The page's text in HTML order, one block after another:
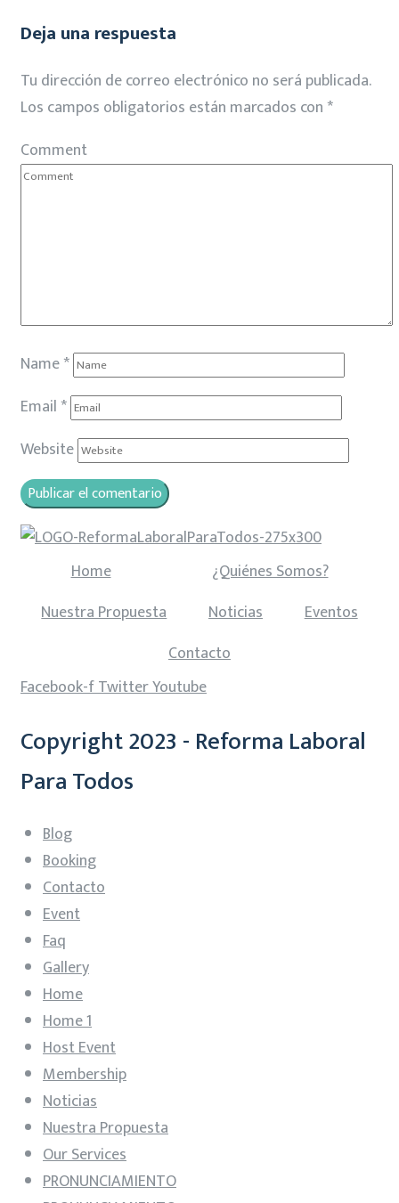
Deja una respuesta
Tu dirección de correo electrónico no será publicada.
Los campos obligatorios están marcados con *
Comment
Name*
Email *
Website
Home
¿Quiénes Somos?
Nuestra Propuesta
Noticias
Eventos
Contacto
Facebook-fTwitterYoutube
Copyright 2023 - Reforma Laboral
Para Todos
Blog
Booking
Contacto
Event
Faq
Gallery
Home
Home 1
Host Event
Membership
Noticias
Nuestra Propuesta
Our Services
PRONUNCIAMIENTO